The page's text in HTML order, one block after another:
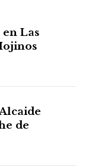
Las
de